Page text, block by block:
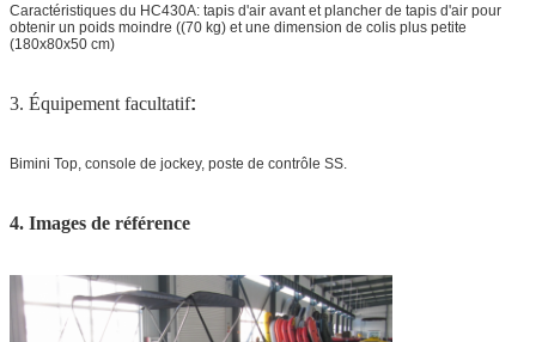
Caractéristiques du HC430A: tapis d'air avant et plancher de tapis d'air pour
obtenir un poids moindre ((70 kg) et une dimension de colis plus petite
(180x80x50 cm)
3. Équipement facultatif:
Bimini Top, console de jockey, poste de contrôle SS.
4. Images de référence